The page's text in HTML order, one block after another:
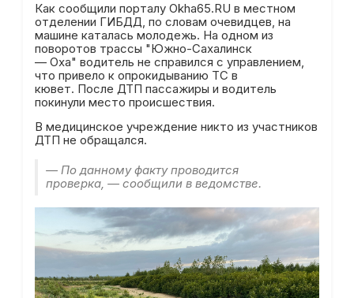
Как сообщили порталу Okha65.RU в местном
отделении ГИБДД, по словам очевидцев, на
машине каталась молодежь. На одном из
поворотов трассы "Южно-Сахалинск
— Оха" водитель не справился с управлением,
что привело к опрокидыванию ТС в
кювет. После ДТП пассажиры и водитель
покинули место происшествия.
В медицинское учреждение никто из участников
ДТП не обращался.
— По данному факту проводится
проверка, — сообщили в ведомстве.